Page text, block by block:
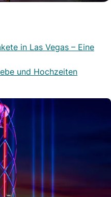
in Las Vegas – Eine
und Hochzeiten